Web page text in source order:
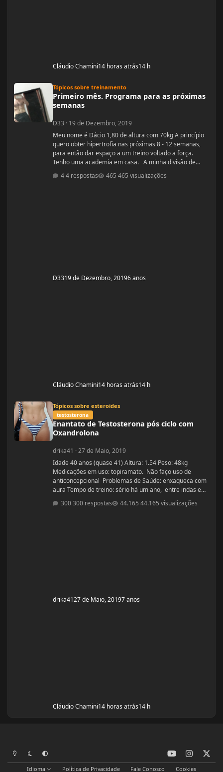
Cláudio Chamini14 horas atrás14 h
Tópicos sobre treinamento
Primeiro mês. Programa para as próximas
semanas
D33 · 19 de Dezembro, 2019
Meu nome é Dácio 1,80 de altura com 70kg A princípio
quero obter hipertrofia nas próximas 8 - 12 semanas,
para então dar espaço a um treino voltado a força.
Tenho uma academia em casa. A minha divisão de
RDL: 3x8 - 37,5kg Panturilha com uma perna 3x20 - 8kg
4 respostas 465 visualizações
D3319 de Dezembro, 20196 anos
Cláudio Chamini14 horas atrás14 h
Tópicos sobre esteroides
testosterona
Enantato de Testosterona pós ciclo com
Oxandrolona
drika41 ·27 de Maio, 2019
Idade 40 anos (quase 41) Altura: 1.54 Peso: 48kg
Medicações em uso: topiramato. Não faço uso de
anticoncepcional Problemas de Saúde: enxaqueca com
aura Tempo de treino: sério há um ano, entre indas e
vindas 4 anos Ciclos feitos: Março 2019 oxandrolona 5
mg durante 8 semanas, após 10 mg até a 12° semana.
300 respostas 44.165 visualizações
drika4127 de Maio, 20197 anos
Cláudio Chamini14 horas atrás14 h
Modo ClaroModo EscuroPreferência do Sistema
o
n
Idioma Política de Privacidade Fale Conosco Cookies